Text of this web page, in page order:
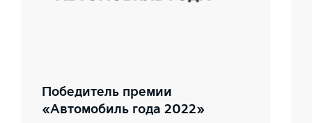
Победитель премии
«Автомобиль года 2022»